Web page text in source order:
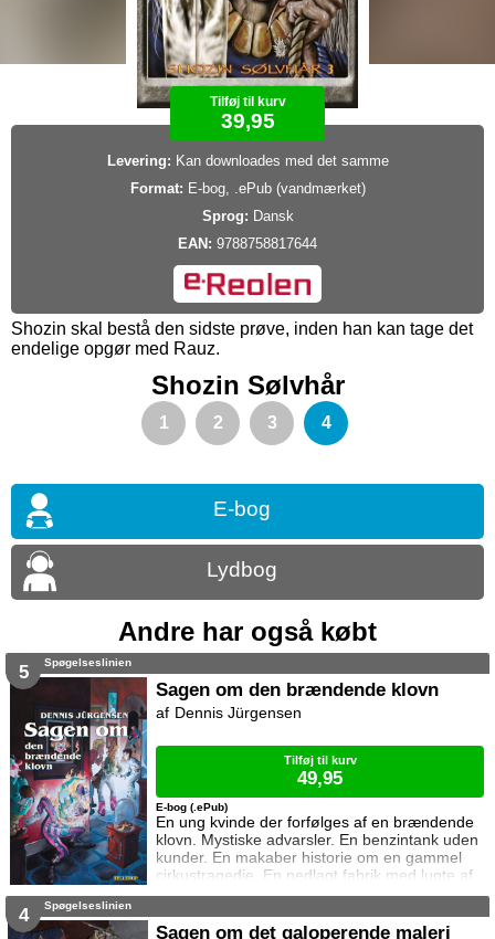
Tilføj til kurv
39,95
Levering: Kan downloades med det samme
Format: E-bog, .ePub (vandmærket)
Sprog: Dansk
EAN: 9788758817644
Shozin skal bestå den sidste prøve, inden han kan tage det
endelige opgør med Rauz.
Shozin Sølvhår
1 2 3 4
E-bog
Lydbog
Andre har også købt
5 Spøgelseslinien
Sagen om den brændende klovn
En ung kvinde der forfølges af en brændende
klovn. Mystiske advarsler. En benzintank uden
kunder. En makaber historie om en gammel
cirkustragedie. En nedlagt fabrik med lugte af
svovl og lyde af stegende kød. Tyveri fra et
Larm fra en ånd der banker på ... Der er intet
E-bog (.ePub)
Dennis Jürgensen
Tilføj til kurv
49,95
4 Spøgelseslinien
Sagen om det galoperende maleri